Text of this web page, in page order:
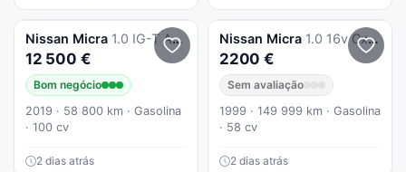
Nissan Micra 1.0 IG-T Acenta
12 500 €
Bom negócio
2019 · 58 800 km · Gasolina
· 100 cv
2 dias atrás
Nissan Micra 1.0 16v Cx. Automática 147000kms
2200 €
Sem avaliação
1999 · 149 999 km · Gasolina
· 58 cv
2 dias atrás